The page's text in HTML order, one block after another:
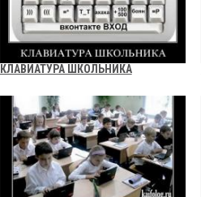
КЛАВИАТУРА ШКОЛЬНИКА